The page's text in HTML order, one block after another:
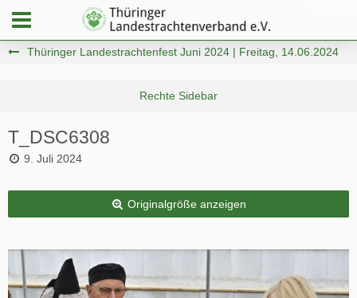
Thüringer Landestrachtenfest Juni 2024 | Freitag, 14.06.2024
T_DSC6308
9. Juli 2024
Originalgröße anzeigen